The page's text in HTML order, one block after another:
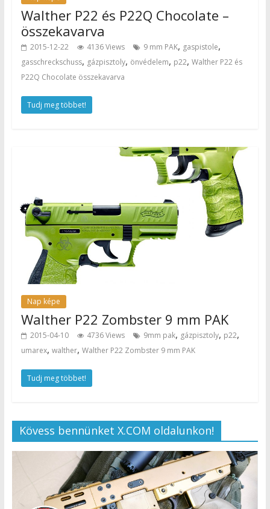
Walther P22 és P22Q Chocolate –
összekavarva
2015-12-22 4136 Views 9 mm PAK, gaspistole,
gasschreckschuss, gázpisztoly, önvédelem, p22, Walther P22 és
P22Q Chocolate összekavarva
Tudj meg többet!
Nap képe
Walther P22 Zombster 9 mm PAK
2015-04-10 4736 Views 9mm pak, gázpisztoly, p22,
umarex, walther, Walther P22 Zombster 9 mm PAK
Tudj meg többet!
Kövess bennünket X.COM oldalunkon!